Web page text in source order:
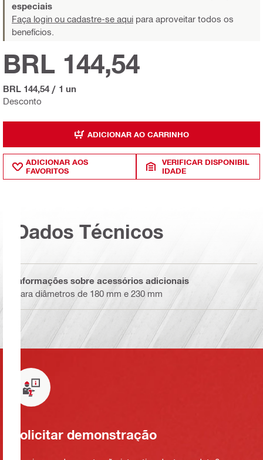
especiais
Faça login ou cadastre-se aqui para aproveitar todos os
benefícios.
Desconto
BRL 144,54
BRL 144,54 / 1 un
ADICIONAR AO CARRINHO
ADICIONAR AOS
FAVORITOS
VERIFICAR DISPONIBIL
IDADE
Dados Técnicos
Informações sobre acessórios adicionais
Para diâmetros de 180 mm e 230 mm
Solicitar demonstração